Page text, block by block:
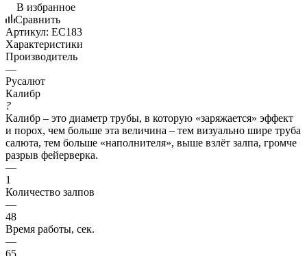
В избранное
Сравнить
Артикул: EC183
Характеристики
Производитель
—
Русалют
Калибр
?
Калибр – это диаметр трубы, в которую «заряжается» эффект
и порох, чем больше эта величина – тем визуально шире труба
салюта, тем больше «наполнителя», выше взлёт залпа, громче
разрыв фейерверка.
—
1
Количество залпов
—
48
Время работы, сек.
—
65